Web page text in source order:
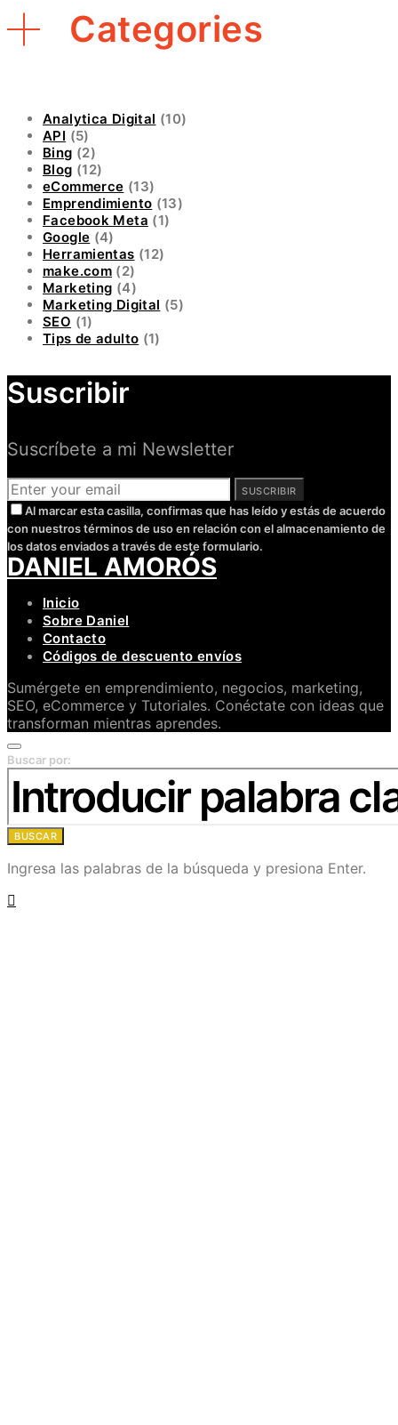
Categories
Analytica Digital (10)
API (5)
Bing (2)
Blog (12)
eCommerce (13)
Emprendimiento (13)
Facebook Meta (1)
Google (4)
Herramientas (12)
make.com (2)
Marketing (4)
Marketing Digital (5)
SEO (1)
Tips de adulto (1)
Suscribir
Suscríbete a mi Newsletter
SUSCRIBIR
Al marcar esta casilla, confirmas que has leído y estás de acuerdo
con nuestros términos de uso en relación con el almacenamiento de
los datos enviados a través de este formulario.
DANIEL AMORÓS
Inicio
Sobre Daniel
Contacto
Códigos de descuento envíos
Sumérgete en emprendimiento, negocios, marketing,
SEO, eCommerce y Tutoriales. Conéctate con ideas que
transforman mientras aprendes.
Buscar por:
BUSCAR
Ingresa las palabras de la búsqueda y presiona Enter.